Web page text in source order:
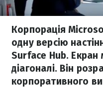
Корпорація
одну версію
Surface Hub. Екран
діагоналі. Він
корпоративного